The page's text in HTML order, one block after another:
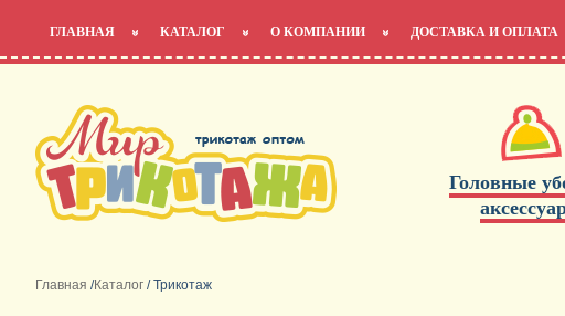
ГЛАВНАЯ КАТАЛОГ О КОМПАНИИ ДОСТАВКА И ОПЛАТА
Головные
Главная /Каталог /Трикотаж